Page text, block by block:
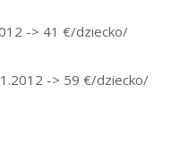
-> 41 €/dziecko/
-> 59 €/dziecko/